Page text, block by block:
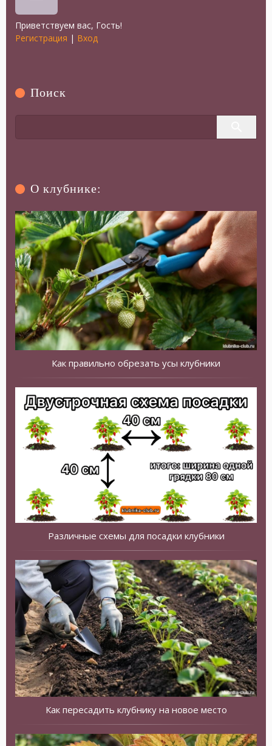
Приветствуем вас, Гость!
Регистрация | Вход
Поиск
О клубнике:
Как правильно обрезать усы клубники
Различные схемы для посадки клубники
Как пересадить клубнику на новое место